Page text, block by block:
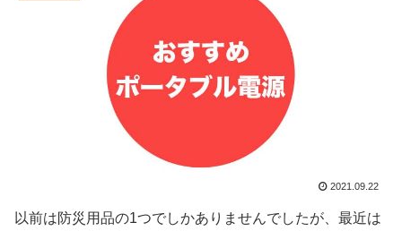
2021.09.22
以前は防災用品の1つでしかありませんでしたが、最近は